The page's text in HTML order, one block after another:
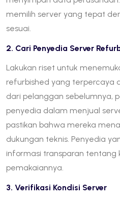
memilih server yang tepat
sesuai.
2. Cari Penyedia Server
Lakukan riset untuk
refurbished yang terpercaya
dari pelanggan sebelumnya,
penyedia dalam menjual
pastikan bahwa mereka
dukungan teknis. Penyedia
informasi transparan tentang
pemakaiannya.
3. Verifikasi Kondisi Server